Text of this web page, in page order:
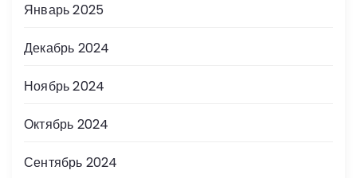
Январь 2025
Декабрь 2024
Ноябрь 2024
Октябрь 2024
Сентябрь 2024